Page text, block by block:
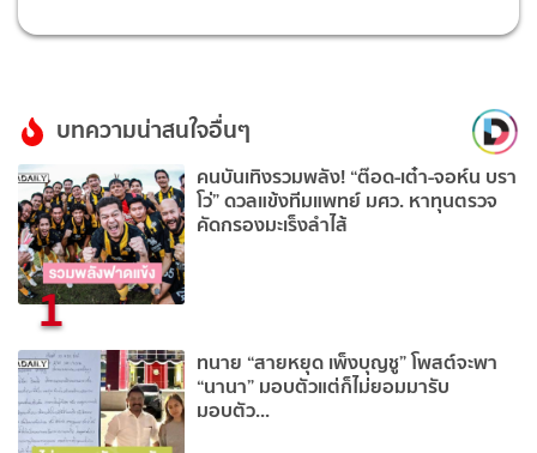
บทความน่าสนใจอื่นๆ
1
คนบันเทิงรวมพลัง! “ต๊อด-เต๋า-จอห์น บรา
โว่” ดวลแข้งทีมแพทย์ มศว. หาทุนตรวจ
คัดกรองมะเร็งลำไส้
ทนาย “สายหยุด เพ็งบุญชู” โพสต์จะพา
“นานา” มอบตัวแต่ก็ไม่ยอมมารับ
มอบตัว...